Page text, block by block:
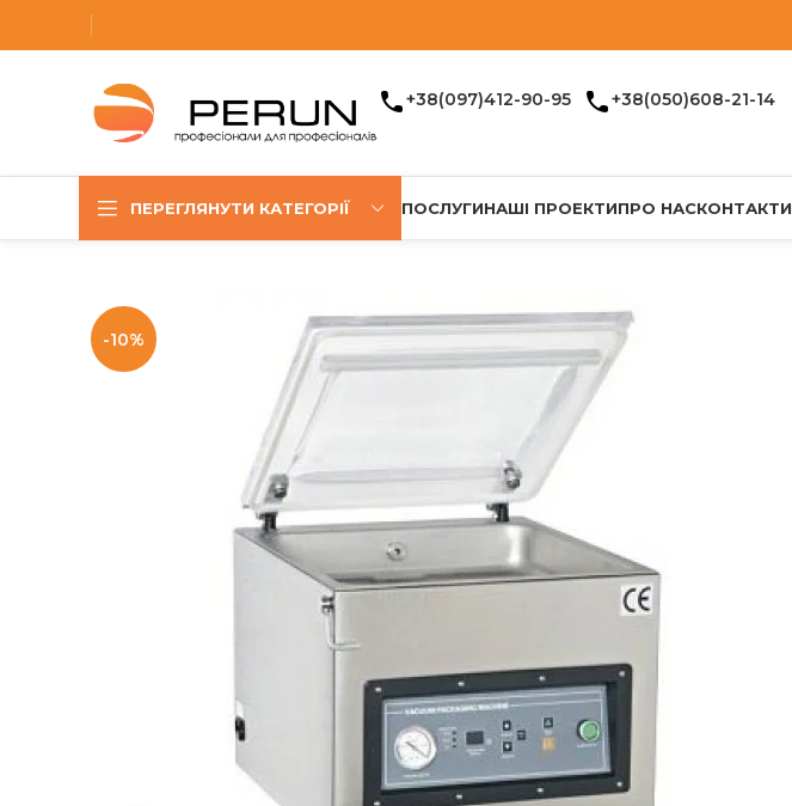
+38(097)412-90-95 +38(050)608-21-14
ПЕРЕГЛЯНУТИ КАТЕГОРІЇ ПОСЛУГИНАШІ ПРОЕКТИПРО НАСКОНТАКТИ
-10%